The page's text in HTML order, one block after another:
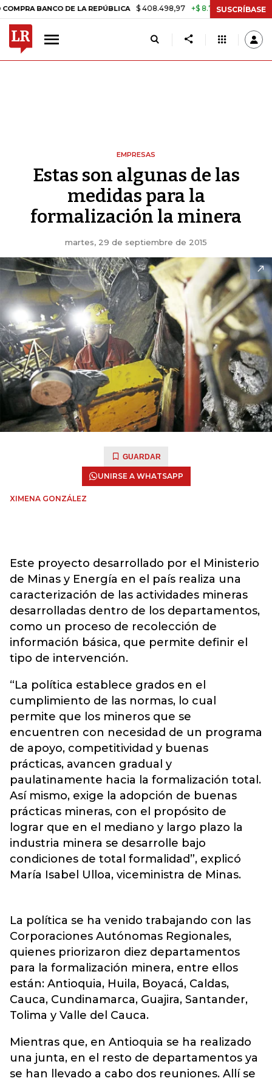
DE LA REPÚBLICA $ 408.498,97 +$ 8.753,81 +2,19% TASA
SUSCRÍBASE
EMPRESAS
Estas son algunas de las
medidas para la
formalización la minera
martes, 29 de septiembre de 2015
GUARDAR
UNIRSE A WHATSAPP
XIMENA GONZÁLEZ
Este proyecto desarrollado por el Ministerio
de Minas y Energía en el país realiza una
caracterización de las actividades mineras
desarrolladas dentro de los departamentos,
como un proceso de recolección de
información básica, que permite definir el
tipo de intervención.
“La política establece grados en el
cumplimiento de las normas, lo cual
permite que los mineros que se
encuentren con necesidad de un programa
de apoyo, competitividad y buenas
prácticas, avancen gradual y
paulatinamente hacia la formalización total.
Así mismo, exige la adopción de buenas
prácticas mineras, con el propósito de
lograr que en el mediano y largo plazo la
industria minera se desarrolle bajo
condiciones de total formalidad”, explicó
María Isabel Ulloa, viceministra de Minas.
La política se ha venido trabajando con las
Corporaciones Autónomas Regionales,
quienes priorizaron diez departamentos
para la formalización minera, entre ellos
están: Antioquia, Huila, Boyacá, Caldas,
Cauca, Cundinamarca, Guajira, Santander,
Tolima y Valle del Cauca.
Mientras que, en Antioquia se ha realizado
una junta, en el resto de departamentos ya
se han llevado a cabo dos reuniones. Allí se